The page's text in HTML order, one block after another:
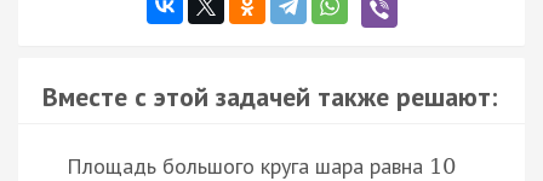
Вместе с этой задачей также решают:
Площадь большого круга шара равна 10